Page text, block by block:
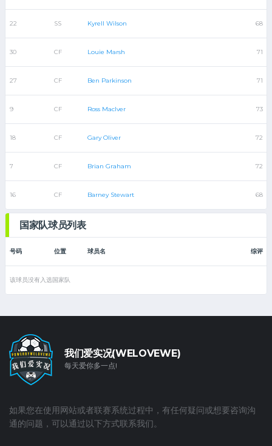
22 SS Kyrell Wilson 68
30 CF Louie Marsh 71
27 CF Ben Parkinson 71
9 CF Ross MacIver 73
18 CF Gary Oliver 72
7 CF Brian Graham 72
16 CF Barney Stewart 68
国家队球员列表
号码 位置 球员名 综评
该球员没有入选国家队
我们爱实况(WELOVEWE)
每天爱你多一点!
如果您在使用网站或者联赛系统过程中，有任何疑问或想要咨询沟
通的问题，可以通过以下方式联系我们。